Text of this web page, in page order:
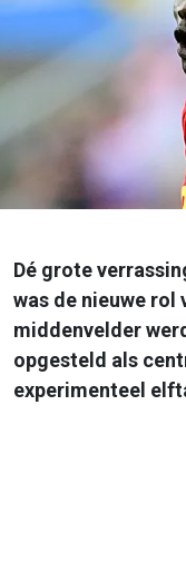
Dé grote
was de nieuwe rol
middenvelder
opgesteld als
experimenteel